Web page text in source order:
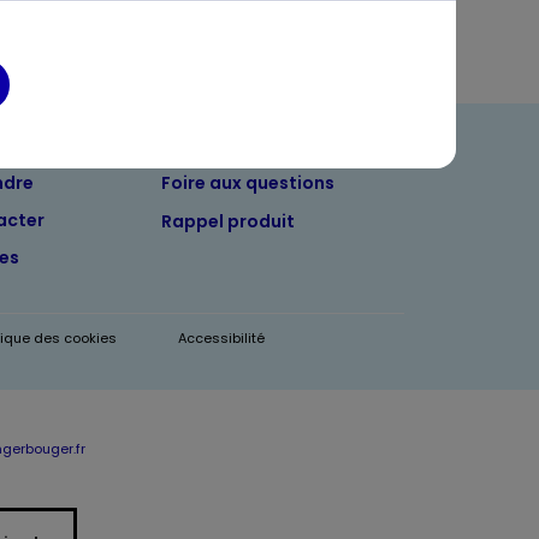
Foire aux questions
Rappel produit
des cookies Accessibilité